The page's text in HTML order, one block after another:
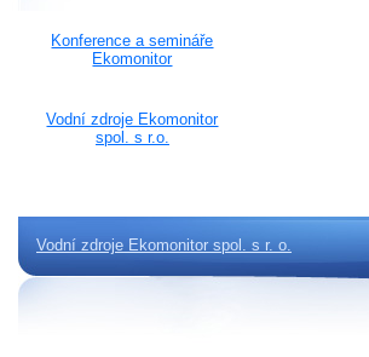
Konference a semináře
Ekomonitor
Vodní zdroje Ekomonitor
spol. s r.o.
Vodní zdroje Ekomonitor spol. s r. o.